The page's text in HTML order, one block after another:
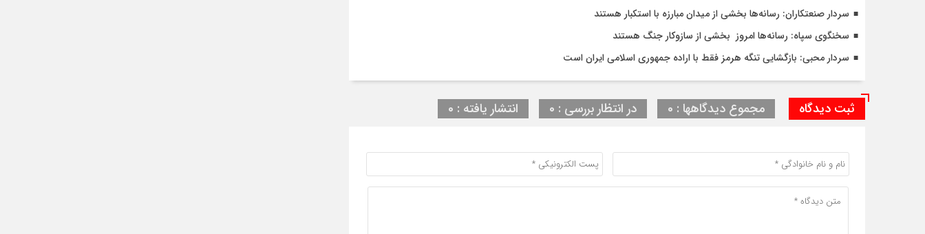
سردار صنعتکاران: رسانه‌ها بخشی از میدان مبارزه با استکبار هستند
سخنگوی سپاه: رسانه‌ها امروز بخشی از سازوکار جنگ هستند
سردار محبی: بازگشایی تنگه‌ هرمز فقط با اراده جمهوری اسلامی ایران است
ثبت دیدگاه مجموع دیدگاهها : 0 در انتظار بررسی : 0 انتشار یافته : 0